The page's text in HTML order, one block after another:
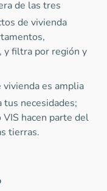
de las tres
de vivienda
y filtra por región y
vivienda es amplia
tus necesidades;
hacen parte del
tierras.